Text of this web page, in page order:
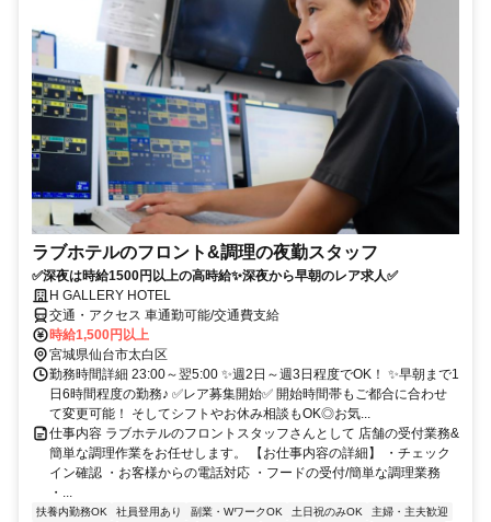
ラブホテルのフロント&調理の夜勤スタッフ
✅深夜は時給1500円以上の高時給✨深夜から早朝のレア求人✅
H GALLERY HOTEL
交通・アクセス 車通勤可能/交通費支給
時給1,500円以上
宮城県仙台市太白区
勤務時間詳細 23:00～翌5:00 ✨週2日～週3日程度でOK！ ✨早朝まで1
日6時間程度の勤務♪ ✅レア募集開始✅ 開始時間帯もご都合に合わせ
て変更可能！ そしてシフトやお休み相談もOK◎お気...
仕事内容 ラブホテルのフロントスタッフさんとして 店舗の受付業務&
簡単な調理作業をお任せします。 【お仕事内容の詳細】 ・チェック
イン確認 ・お客様からの電話対応 ・フードの受付/簡単な調理業務
・...
扶養内勤務OK 社員登用あり 副業・WワークOK 土日祝のみOK
主婦・主夫歓迎